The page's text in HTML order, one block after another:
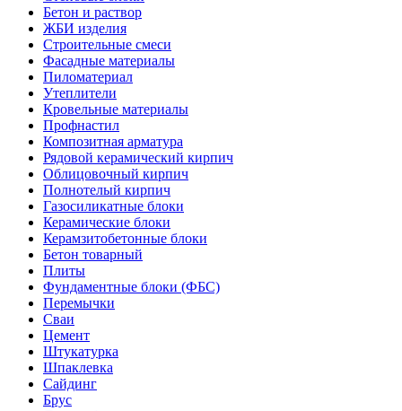
Бетон и раствор
ЖБИ изделия
Строительные смеси
Фасадные материалы
Пиломатериал
Утеплители
Кровельные материалы
Профнастил
Композитная арматура
Рядовой керамический кирпич
Облицовочный кирпич
Полнотелый кирпич
Газосиликатные блоки
Керамические блоки
Керамзитобетонные блоки
Бетон товарный
Плиты
Фундаментные блоки (ФБС)
Перемычки
Сваи
Цемент
Штукатурка
Шпаклевка
Сайдинг
Брус